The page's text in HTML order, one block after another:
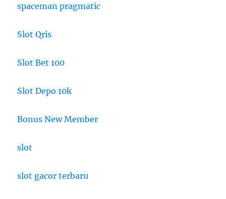
spaceman pragmatic
Slot Qris
Slot Bet 100
Slot Depo 10k
Bonus New Member
slot
slot gacor terbaru